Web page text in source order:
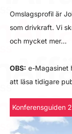
Omslagsprofil är
som drivkraft. Vi
och mycket mer…
OBS: e-Magasinet
att läsa tidigare
Konferensguiden